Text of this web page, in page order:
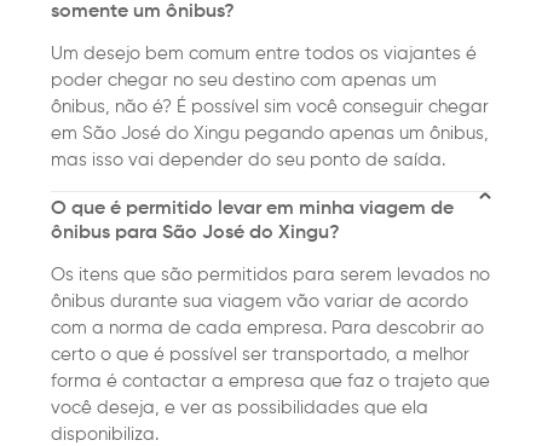
somente um ônibus?
Um desejo bem comum entre todos os viajantes é
poder chegar no seu destino com apenas um
ônibus, não é? É possível sim você conseguir chegar
em São José do Xingu pegando apenas um ônibus,
mas isso vai depender do seu ponto de saída.
O que é permitido levar em minha viagem de
ônibus para São José do Xingu?
Os itens que são permitidos para serem levados no
ônibus durante sua viagem vão variar de acordo
com a norma de cada empresa. Para descobrir ao
certo o que é possível ser transportado, a melhor
forma é contactar a empresa que faz o trajeto que
você deseja, e ver as possibilidades que ela
disponibiliza.